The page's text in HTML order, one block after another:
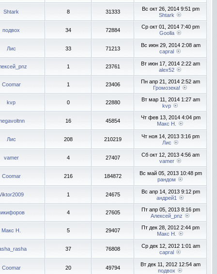
Shtark 8 31333
Вс окт 26, 2014 9:51 pm
Shtark
подвох 34 72884
Ср окт 01, 2014 7:40 pm
Goolla
Лис 33 71213
Вс июн 29, 2014 2:08 am
capral
1 23761
Вт июн 17, 2014 2:22 am
alex52
Coomar 1 23406
Пн апр 21, 2014 2:52 am
Громозека!
kvp 0 22880
Вт мар 11, 2014 1:27 am
kvp
16 45854
Чт фев 13, 2014 4:04 pm
Макс Н.
Лис 208 210219
Чт ноя 14, 2013 3:16 pm
Лис
vamer 4 27407
Сб окт 12, 2013 4:56 am
vamer
Coomar 216 184872
Вс май 05, 2013 10:48 pm
рандом
1 24675
Вс апр 14, 2013 9:12 pm
андрей1
4 27605
Пт апр 05, 2013 8:16 pm
Алексей_pnz
Макс Н. 5 29407
Пт дек 28, 2012 2:44 pm
Макс Н.
37 76808
Ср дек 12, 2012 1:01 am
capral
Coomar 20 49794
Вт дек 11, 2012 12:54 am
подвох